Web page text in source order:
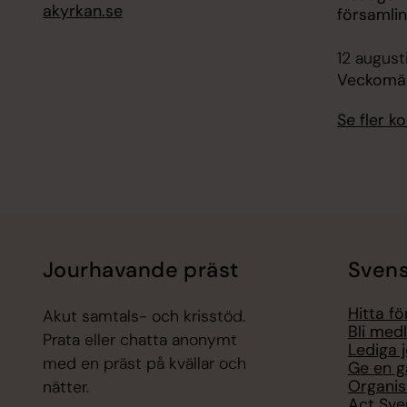
akyrkan.se
12
Se fler
Jourhavande präst
Akut samtals- och krisstöd.
Prata eller chatta anonymt
med en präst på kvällar och
nätter.
Hitta
Bli
Lediga
Ge en